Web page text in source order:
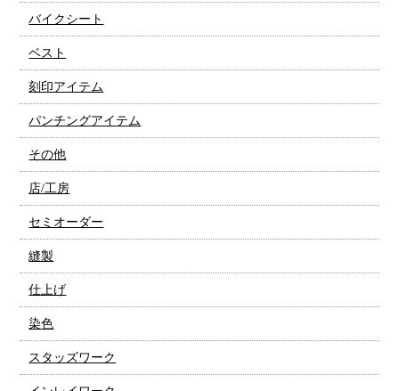
バイクシート
ベスト
刻印アイテム
パンチングアイテム
その他
店/工房
セミオーダー
縫製
仕上げ
染色
スタッズワーク